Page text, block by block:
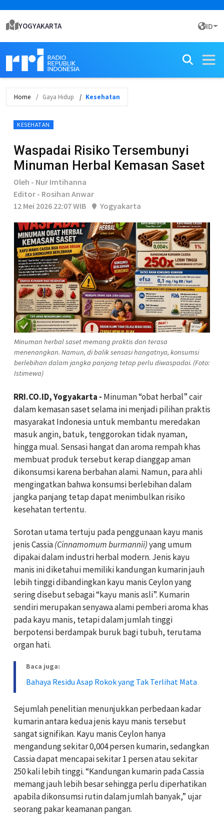
YOGYAKARTA ID
Home Gaya Hidup Kesehatan
KESEHATAN
Waspadai Risiko Tersembunyi
Minuman Herbal Kemasan Saset
Oleh - Nur Imtihanna
Editor - Rosihan Anwar
12 Mei 2026 22:07 WIB
Yogyakarta
Minuman herbal saset memang praktis dan terasa
menenangkan. Namun, di balik sensasi hangatnya, konsumsi
berlebihan dalam jangka panjang tetap perlu diwaspadai. (Foto:
Istimewa)
RRI.CO.ID, Yogyakarta - Minuman “obat herbal” cair
dalam kemasan saset selama ini menjadi pilihan praktis
masyarakat Indonesia untuk membantu meredakan
masuk angin, batuk, tenggorokan tidak nyaman,
hingga mual. Sensasi hangat dan aroma rempah khas
membuat produk tersebut kerap dianggap aman
dikonsumsi karena berbahan alami. Namun, para ahli
mengingatkan bahwa konsumsi berlebihan dalam
jangka panjang tetap dapat menimbulkan risiko
kesehatan tertentu.
Sorotan utama tertuju pada penggunaan kayu manis
jenis Cassia(Cinnamomum burmannii)yang umum
dipakai dalam industri herbal modern. Jenis kayu
manis ini diketahui memiliki kandungan kumarin jauh
lebih tinggi dibandingkan kayu manis Ceylon yang
sering disebut sebagai “kayu manis asli”. Kumarin
sendiri merupakan senyawa alami pemberi aroma khas
pada kayu manis, tetapi dalam jumlah tinggi
berpotensi berdampak buruk bagi tubuh, terutama
organ hati.
Baca juga:
Bahaya Residu Asap Rokok yang Tak Terlihat Mata
Sejumlah penelitian menunjukkan perbedaan kadar
kumarin antara kedua jenis kayu manis tersebut
sangat signifikan. Kayu manis Ceylon hanya
mengandung sekitar 0,004 persen kumarin, sedangkan
Cassia dapat mencapai sekitar 1 persen atau sekitar
250 kali lebih tinggi. “Kandungan kumarin pada Cassia
memang jauh lebih besar sehingga perlu diperhatikan
apabila dikonsumsi rutin dalam jumlah banyak,” ujar
seorang pakar keamanan pangan.